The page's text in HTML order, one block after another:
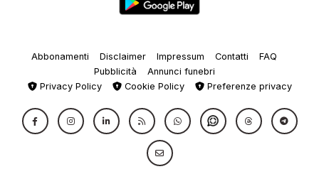
Abbonamenti Disclaimer Impressum Contatti
FAQ
Pubblicità
Annunci funebri
Privacy Policy
Cookie Policy Preferenze privacy